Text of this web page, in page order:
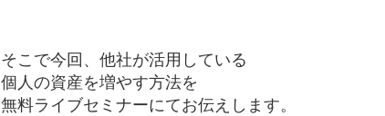
そこで今回、他社が活用している
個人の資産を増やす方法を
無料ライブセミナーにてお伝えします。